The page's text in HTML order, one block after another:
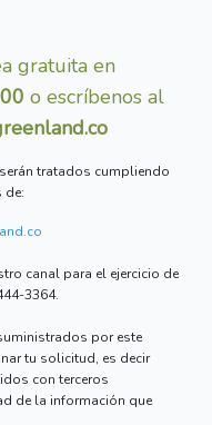
gratuita en
o escríbenos al
tratados cumpliendo
de:
canal para el ejercicio de
3364.
por este
tu solicitud, es decir
con terceros
de la información que